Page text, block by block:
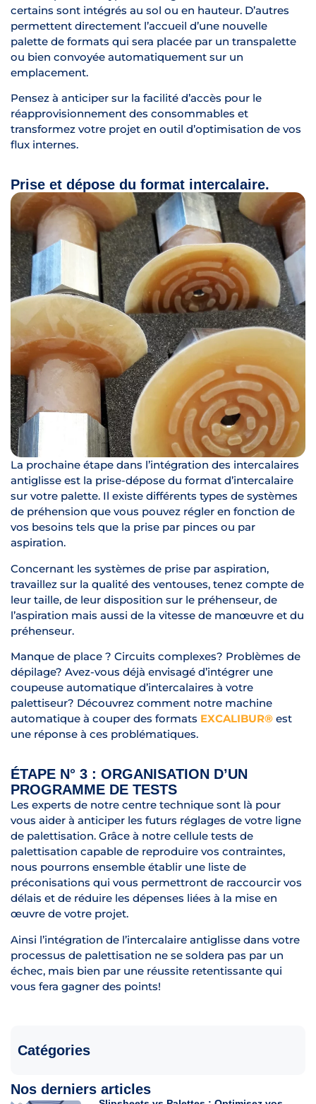
certains sont intégrés au sol ou en hauteur. D’autres
permettent directement l’accueil d’une nouvelle
palette de formats qui sera placée par un transpalette
ou bien convoyée automatiquement sur un
emplacement.
Pensez à anticiper sur la facilité d’accès pour le
réapprovisionnement des consommables et
transformez votre projet en outil d’optimisation de vos
flux internes.
Prise et dépose du format intercalaire.
La prochaine étape dans l’intégration des intercalaires
antiglisse est la prise-dépose du format d’intercalaire
sur votre palette. Il existe différents types de systèmes
de préhension que vous pouvez régler en fonction de
vos besoins tels que la prise par pinces ou par
aspiration.
Concernant les systèmes de prise par aspiration,
travaillez sur la qualité des ventouses, tenez compte de
leur taille, de leur disposition sur le préhenseur, de
l’aspiration mais aussi de la vitesse de manœuvre et du
préhenseur.
Manque de place ? Circuits complexes? Problèmes de
dépilage? Avez-vous déjà envisagé d’intégrer une
coupeuse automatique d’intercalaires à votre
palettiseur? Découvrez comment notre machine
automatique à couper des formats EXCALIBUR® est
une réponse à ces problématiques.
ÉTAPE N° 3 : ORGANISATION D’UN
PROGRAMME DE TESTS
Les experts de notre centre technique sont là pour
vous aider à anticiper les futurs réglages de votre ligne
de palettisation. Grâce à notre cellule tests de
palettisation capable de reproduire vos contraintes,
nous pourrons ensemble établir une liste de
préconisations qui vous permettront de raccourcir vos
délais et de réduire les dépenses liées à la mise en
œuvre de votre projet.
Ainsi l’intégration de l’intercalaire antiglisse dans votre
processus de palettisation ne se soldera pas par un
échec, mais bien par une réussite retentissante qui
vous fera gagner des points!
Catégories
Nos derniers articles